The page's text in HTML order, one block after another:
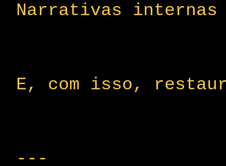
Narrativas
E, com isso,
---